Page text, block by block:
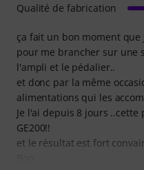
ça fait un bon moment
pour me brancher sur une
l'ampli et le pédalier..
et donc par la même
alimentations qui les
Je l'ai depuis 8 jours
GE200!!
et le résultat est fort
Qualité de fabrication